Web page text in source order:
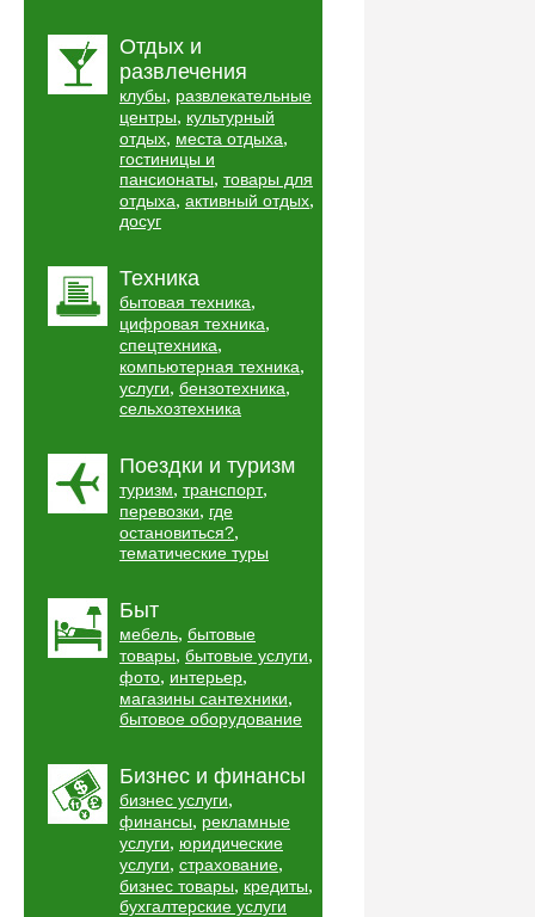
Отдых и
развлечения
клубы, развлекательные
центры, культурный
отдых, места отдыха,
гостиницы и
пансионаты, товары для
отдыха, активный отдых,
досуг
Техника
бытовая техника,
цифровая техника,
спецтехника,
компьютерная техника,
услуги, бензотехника,
сельхозтехника
Поездки и туризм
туризм, транспорт,
перевозки, где
остановиться?,
тематические туры
Быт
мебель, бытовые
товары, бытовые услуги,
фото, интерьер,
магазины сантехники,
бытовое оборудование
Бизнес и финансы
бизнес услуги,
финансы, рекламные
услуги, юридические
услуги, страхование,
бизнес товары, кредиты,
бухгалтерские услуги